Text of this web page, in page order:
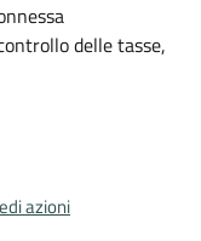
delle tasse,
azioni